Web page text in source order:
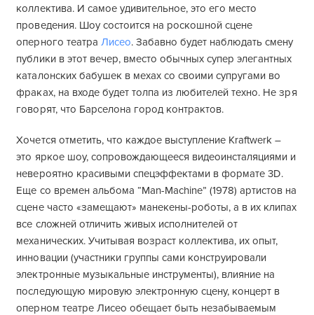
коллектива. И самое удивительное, это его место
проведения. Шоу состоится на роскошной сцене
оперного театра Лисео. Забавно будет наблюдать смену
публики в этот вечер, вместо обычных супер элегантных
каталонских бабушек в мехах со своими супругами во
фраках, на входе будет толпа из любителей техно. Не зря
говорят, что Барселона город контрактов.
Хочется отметить, что каждое выступление Kraftwerk –
это яркое шоу, сопровождающееся видеоинсталяциями и
невероятно красивыми спецэффектами в формате 3D.
Еще со времен альбома “Man-Machine” (1978) артистов на
сцене часто «замещают» манекены-роботы, а в их клипах
все сложней отличить живых исполнителей от
механических. Учитывая возраст коллектива, их опыт,
инновации (участники группы сами конструировали
электронные музыкальные инструменты), влияние на
последующую мировую электронную сцену, концерт в
оперном театре Лисео обещает быть незабываемым